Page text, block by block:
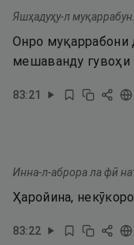
Яшҳадуҳу-л муқаррабун.
Онро муқаррабони
мешаванду гувоҳи
83:21
Инна-л-аброра ла фӣ
Ҳаройина,
83:22